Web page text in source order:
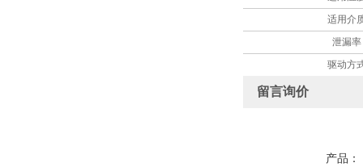
适用介
泄漏率
驱动方
留言询价
产品：